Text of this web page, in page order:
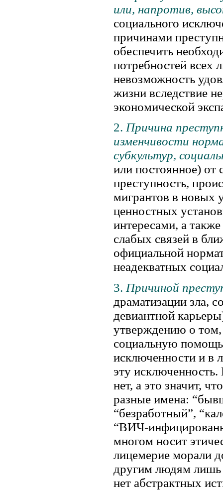
или, напротив,
социального
причинами
обеспечить
потребностей всех
невозможность
жизни вследствие
экономической
2. Причина
изменчивости
субкультур,
или постоянное) от
преступность,
мигрантов в новых
ценностных
интересами, а
слабых связей в
официальной
неадекватных
3. Причиной
драматизации зла,
девиантной
утверждению о том,
социальную
исключенности и в
эту
нет, а это значит,
разные имена:
“безработный”,
“ВИЧ-
многом носит
лицемерие морали
другим людям лишь
нет абстрактных